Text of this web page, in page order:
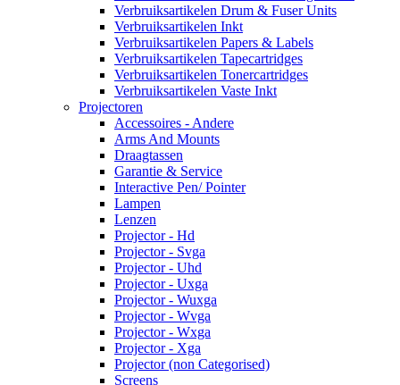
Verbruiksartikelen Drum & Fuser Units
Verbruiksartikelen Inkt
Verbruiksartikelen Papers & Labels
Verbruiksartikelen Tapecartridges
Verbruiksartikelen Tonercartridges
Verbruiksartikelen Vaste Inkt
Projectoren
Accessoires - Andere
Arms And Mounts
Draagtassen
Garantie & Service
Interactive Pen/ Pointer
Lampen
Lenzen
Projector - Hd
Projector - Svga
Projector - Uhd
Projector - Uxga
Projector - Wuxga
Projector - Wvga
Projector - Wxga
Projector - Xga
Projector (non Categorised)
Screens